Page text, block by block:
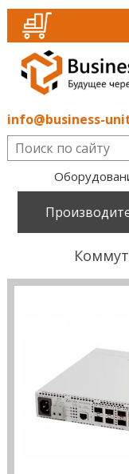
info@business-